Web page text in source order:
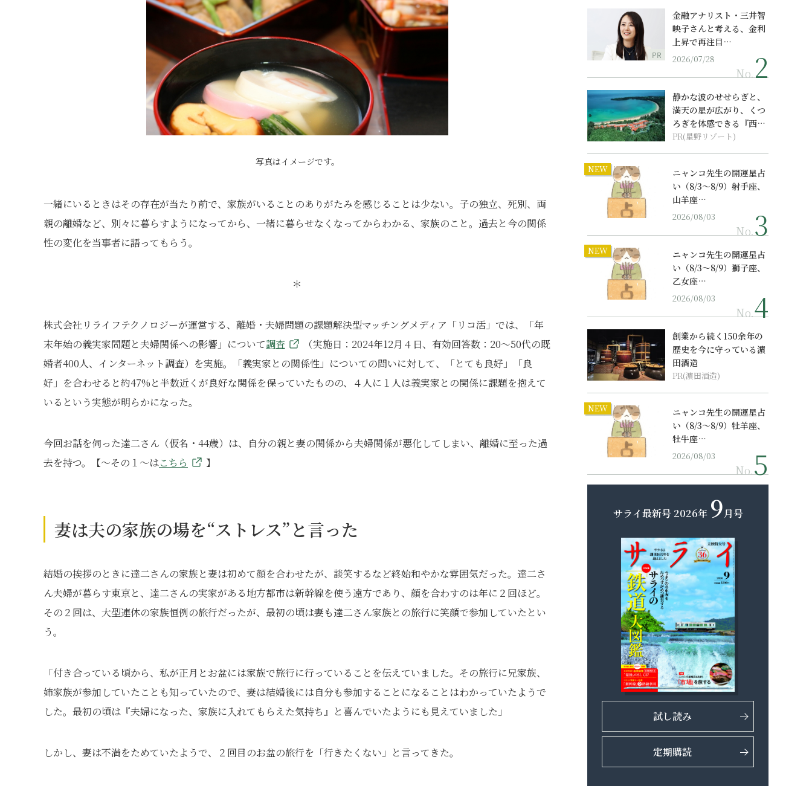
写真はイメージです。
一緒にいるときはその存在が当たり前で、家族がいることのありがたみを感じることは少ない。子の独立、死別、両
親の離婚など、別々に暮らすようになってから、一緒に暮らせなくなってからわかる、家族のこと。過去と今の関係
性の変化を当事者に語ってもらう。
＊
株式会社リライフテクノロジーが運営する、離婚・夫婦問題の課題解決型マッチングメディア「リコ活」では、「年
末年始の義実家問題と夫婦関係への影響」について調査
（実施日：2024年12月４日、有効回答数：20～50代の既
婚者400人、インターネット調査）を実施。「義実家との関係性」についての問いに対して、「とても良好」「良
好」を合わせると約47%と半数近くが良好な関係を保っていたものの、４人に１人は義実家との関係に課題を抱えて
いるという実態が明らかになった。
今回お話を伺った達二さん（仮名・44歳）は、自分の親と妻の関係から夫婦関係が悪化してしまい、離婚に至った過
去を持つ。【～その１～はこちら 】
妻は夫の家族の場を“ストレス”と言った
結婚の挨拶のときに達二さんの家族と妻は初めて顔を合わせたが、談笑するなど終始和やかな雰囲気だった。達二さ
ん夫婦が暮らす東京と、達二さんの実家がある地方都市は新幹線を使う遠方であり、顔を合わすのは年に２回ほど。
その２回は、大型連休の家族恒例の旅行だったが、最初の頃は妻も達二さん家族との旅行に笑顔で参加していたとい
う。
「付き合っている頃から、私が正月とお盆には家族で旅行に行っていることを伝えていました。その旅行に兄家族、
姉家族が参加していたことも知っていたので、妻は結婚後には自分も参加することになることはわかっていたようで
した。最初の頃は『夫婦になった、家族に入れてもらえた気持ち』と喜んでいたようにも見えていました」
しかし、妻は不満をためていたようで、２回目のお盆の旅行を「行きたくない」と言ってきた。
PR
金融アナリスト・三井智
映子さんと考える、金利
上昇で再注目…
2026/07/28
No.
静かな波のせせらぎと、
満天の星が広がり、くつ
ろぎを体感できる『西表
島ホテル by...
PR(星野リゾート)
NEW
ニャンコ先生の開運星占
い（8/3～8/9）射手座、
山羊座…
2026/08/03
No.
NEW
ニャンコ先生の開運星占
い（8/3～8/9）獅子座、
乙女座…
2026/08/03
No.
創業から続く150余年の
歴史を今に守っている濵
田酒造
PR(濵田酒造)
NEW
ニャンコ先生の開運星占
い（8/3～8/9）牡羊座、
牡牛座…
2026/08/03
No.
サライ最新号 2026年 9月号
試し読み
定期購読